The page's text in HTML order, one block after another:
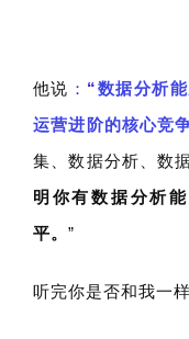
他说 ： “数据分析
运营进阶的核心竞争
集、数据分析、数
明你有数据分析
平。 ”
听完你是否和我一